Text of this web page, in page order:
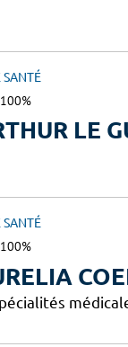
SANTÉ
100%
LE
SANTÉ
100%